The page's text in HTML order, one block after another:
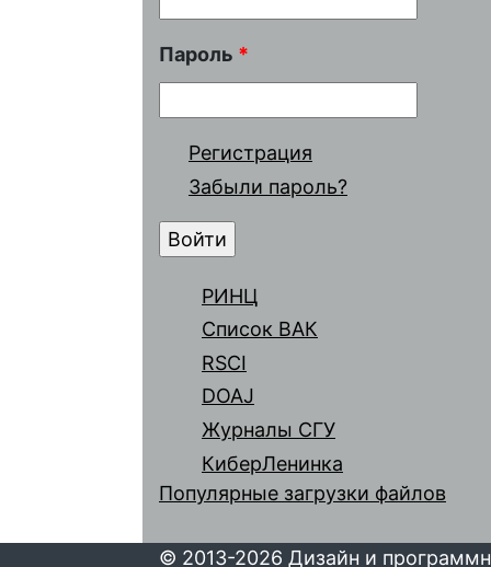
Пароль *
Регистрация
Забыли пароль?
РИНЦ
Список ВАК
RSCI
DOAJ
Журналы СГУ
КиберЛенинка
Популярные загрузки файлов
© 2013-2026 Дизайн и